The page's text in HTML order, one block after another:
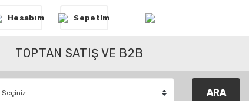
Hesabım Sepetim
TOPTAN SATIŞ VE B2B
ARA